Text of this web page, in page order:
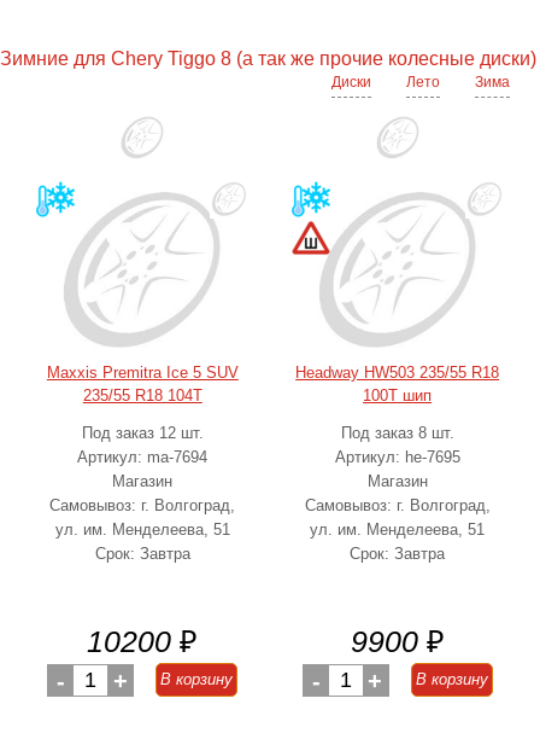
Зимние для Chery Tiggo 8 (а так же прочие колесные диски)
Диски Лето Зима
Maxxis Premitra Ice 5 SUV
235/55 R18 104T
Под заказ 12 шт.
Артикул: ma-7694
Магазин
Самовывоз: г. Волгоград,
ул. им. Менделеева, 51
Срок: Завтра
10200 ₽
- 1 + В корзину
Headway HW503 235/55 R18
100T шип
Под заказ 8 шт.
Артикул: he-7695
Магазин
Самовывоз: г. Волгоград,
ул. им. Менделеева, 51
Срок: Завтра
9900 ₽
- 1 + В корзину